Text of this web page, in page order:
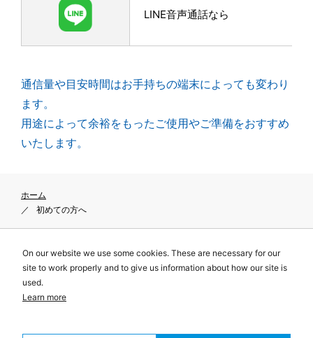
LINE音声通話なら
通信量や目安時間はお手持ちの端末によっても変わり
ます。
用途によって余裕をもったご使用やご準備をおすすめ
いたします。
ホーム
初めての方へ
プライバシーポリシー
サイトポリシー
特定商取引に関する表示
On our website we use some cookies. These are necessary for our
site to work properly and to give us information about how our site is
used.
Learn more